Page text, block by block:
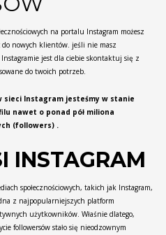
na portalu Instagram możesz
do nowych klientów. jeśli nie masz
jest dla ciebie skontaktuj się z
do twoich potrzeb.
sieci Instagram jesteśmy w stanie
nawet o ponad pół miliona
(followers) .
INSTAGRAM
społecznościowych, takich jak Instagram,
z najpopularniejszych platform
użytkowników. Właśnie dlatego,
followersów stało się nieodzownym